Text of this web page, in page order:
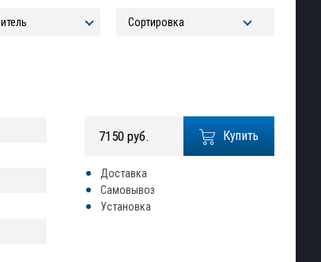
Купить
7150 руб.
Доставка
Самовывоз
Установка